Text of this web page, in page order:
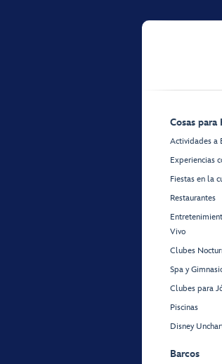
Cosas para
Actividades a
Experiencias
Fiestas en la
Restaurantes
Vivo
Clubes
Spa y
Clubes para
Piscinas
Disney
Barcos